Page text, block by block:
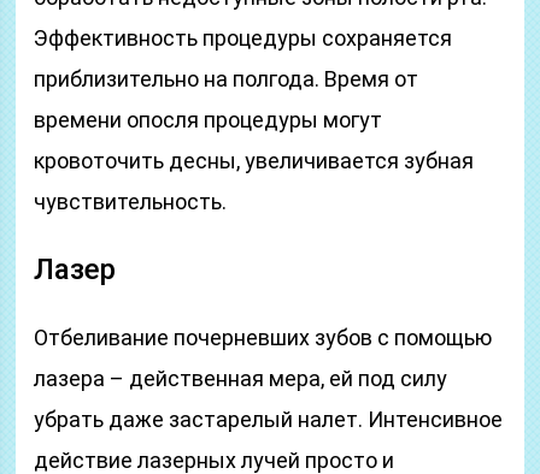
Эффективность процедуры сохраняется
приблизительно на полгода. Время от
времени опосля процедуры могут
кровоточить десны, увеличивается зубная
чувствительность.
Лазер
Отбеливание почерневших зубов с помощью
лазера – действенная мера, ей под силу
убрать даже застарелый налет. Интенсивное
действие лазерных лучей просто и